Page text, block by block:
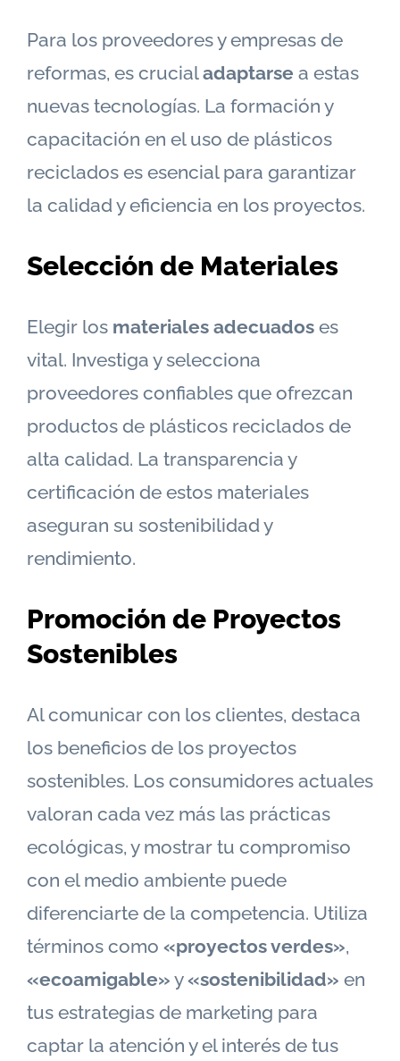
Para los proveedores y empresas de
reformas, es crucialadaptarse a estas
nuevas tecnologías. La formación y
capacitación en el uso de plásticos
reciclados es esencial para garantizar
la calidad y eficiencia en los proyectos.
Selección de Materiales
Elegir los materiales adecuados es
vital. Investiga y selecciona
proveedores confiables que ofrezcan
productos de plásticos reciclados de
alta calidad. La transparencia y
certificación de estos materiales
aseguran su sostenibilidad y
rendimiento.
Promoción de Proyectos
Sostenibles
Al comunicar con los clientes, destaca
los beneficios de los proyectos
sostenibles. Los consumidores actuales
valoran cada vez más las prácticas
ecológicas, y mostrar tu compromiso
con el medio ambiente puede
diferenciarte de la competencia. Utiliza
términos como «proyectos verdes»,
«ecoamigable» y«sostenibilidad» en
tus estrategias de marketing para
captar la atención y el interés de tus